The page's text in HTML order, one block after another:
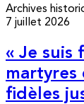
Archives
7 juillet 2026
« Je suis
martyres
fidèles